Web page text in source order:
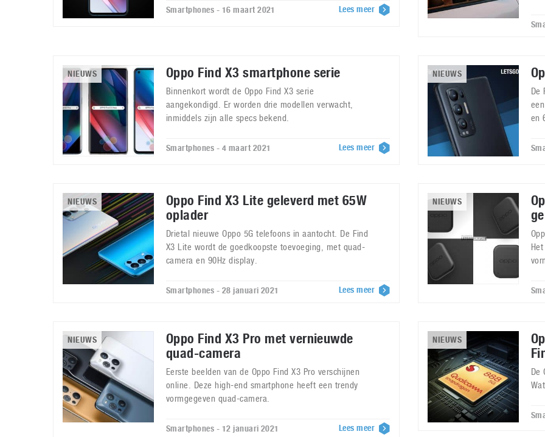
Smartphones - 16 maart 2021 Lees meer
NIEUWS Oppo Find X3 smartphone serie
Binnenkort wordt de Oppo Find X3 serie
aangekondigd. Er worden drie modellen verwacht,
inmiddels zijn alle specs bekend.
Smartphones - 4 maart 2021 Lees meer
NIEUWS
De
en
NIEUWS
Oppo Find X3 Lite geleverd met 65W
oplader
Drietal nieuwe Oppo 5G telefoons in aantocht. De Find
X3 Lite wordt de goedkoopste toevoeging, met quad-
camera en 90Hz display.
Smartphones - 28 januari 2021 Lees meer
NIEUWS
NIEUWS
Oppo Find X3 Pro met vernieuwde
quad-camera
Eerste beelden van de Oppo Find X3 Pro verschijnen
online. Deze high-end smartphone heeft een trendy
vormgegeven quad-camera.
Smartphones - 12 januari 2021 Lees meer
NIEUWS
De